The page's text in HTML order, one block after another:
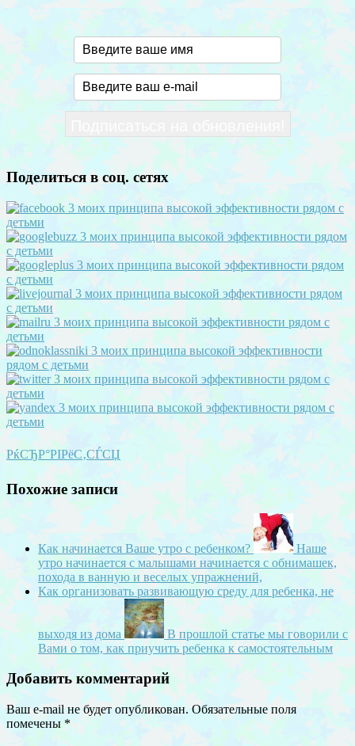
Поделиться в соц. сетях
РќСЂР°РІРёС‚СЃСЏ
Похожие записи
Как начинается Ваше утро с ребенком?
Наше
утро начинается с малышами начинается с обнимашек,
похода в ванную и веселых упражнений,
Как организовать развивающую среду для ребенка, не
выходя из дома
В прошлой статье мы говорили с
Вами о том, как приучить ребенка к самостоятельным
Добавить комментарий
Ваш e-mail не будет опубликован. Обязательные поля
помечены *